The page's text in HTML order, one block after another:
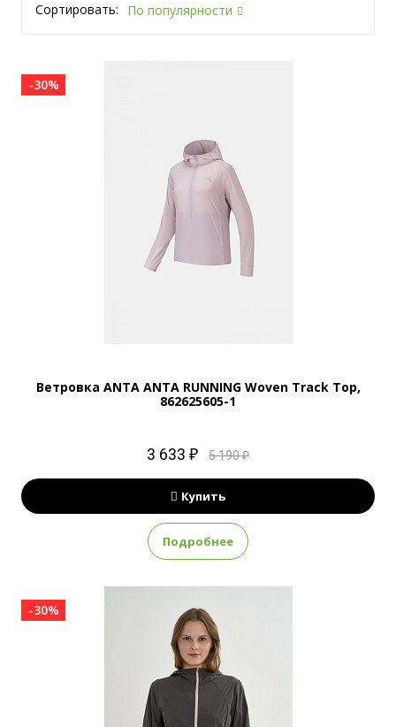
Сортировать: По популярности
-30%
Ветровка ANTA ANTA RUNNING Woven Track Top,
862625605-1
3 633 ₽ 5 190 ₽
Купить
Подробнее
-30%